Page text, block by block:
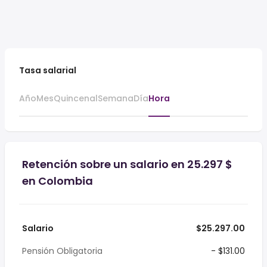
Tasa salarial
AñoMesQuincenalSemanaDíaHora
Retención sobre un salario en 25.297 $
en Colombia
Salario
$25.297.00
Pensión Obligatoria
- $131.00